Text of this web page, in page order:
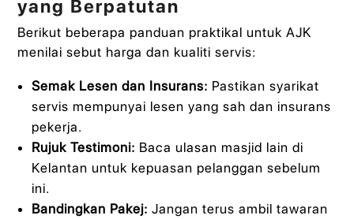
yang Berpatutan
Berikut beberapa panduan praktikal untuk AJK
menilai sebut harga dan kualiti servis:
Semak Lesen dan Insurans: Pastikan syarikat
servis mempunyai lesen yang sah dan insurans
pekerja.
Rujuk Testimoni: Baca ulasan masjid lain di
Kelantan untuk kepuasan pelanggan sebelum
ini.
Bandingkan Pakej: Jangan terus ambil tawaran